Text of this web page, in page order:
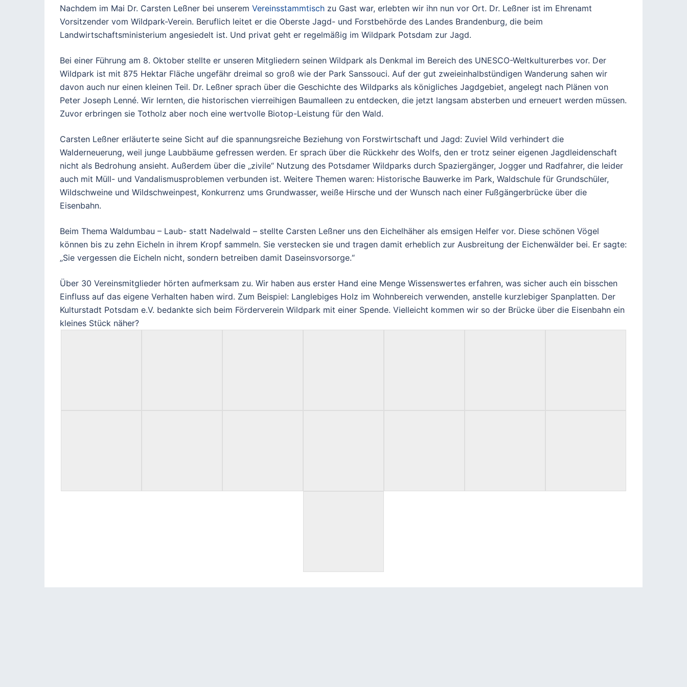
Nachdem im Mai Dr. Carsten Leßner bei unserem Vereinsstammtisch zu Gast war, erlebten wir ihn nun vor Ort. Dr. Leßner ist im Ehrenamt
Vorsitzender vom Wildpark-Verein. Beruflich leitet er die Oberste Jagd- und Forstbehörde des Landes Brandenburg, die beim
Landwirtschaftsministerium angesiedelt ist. Und privat geht er regelmäßig im Wildpark Potsdam zur Jagd.
Bei einer Führung am 8. Oktober stellte er unseren Mitgliedern seinen Wildpark als Denkmal im Bereich des UNESCO-Weltkulturerbes vor. Der
Wildpark ist mit 875 Hektar Fläche ungefähr dreimal so groß wie der Park Sanssouci. Auf der gut zweieinhalbstündigen Wanderung sahen wir
davon auch nur einen kleinen Teil. Dr. Leßner sprach über die Geschichte des Wildparks als königliches Jagdgebiet, angelegt nach Plänen von
Peter Joseph Lenné. Wir lernten, die historischen vierreihigen Baumalleen zu entdecken, die jetzt langsam absterben und erneuert werden müssen.
Zuvor erbringen sie Totholz aber noch eine wertvolle Biotop-Leistung für den Wald.
Carsten Leßner erläuterte seine Sicht auf die spannungsreiche Beziehung von Forstwirtschaft und Jagd: Zuviel Wild verhindert die
Walderneuerung, weil junge Laubbäume gefressen werden. Er sprach über die Rückkehr des Wolfs, den er trotz seiner eigenen Jagdleidenschaft
nicht als Bedrohung ansieht. Außerdem über die „zivile“ Nutzung des Potsdamer Wildparks durch Spaziergänger, Jogger und Radfahrer, die leider
auch mit Müll- und Vandalismusproblemen verbunden ist. Weitere Themen waren: Historische Bauwerke im Park, Waldschule für Grundschüler,
Wildschweine und Wildschweinpest, Konkurrenz ums Grundwasser, weiße Hirsche und der Wunsch nach einer Fußgängerbrücke über die
Eisenbahn.
Beim Thema Waldumbau – Laub- statt Nadelwald – stellte Carsten Leßner uns den Eichelhäher als emsigen Helfer vor. Diese schönen Vögel
können bis zu zehn Eicheln in ihrem Kropf sammeln. Sie verstecken sie und tragen damit erheblich zur Ausbreitung der Eichenwälder bei. Er sagte:
„Sie vergessen die Eicheln nicht, sondern betreiben damit Daseinsvorsorge.“
Über 30 Vereinsmitglieder hörten aufmerksam zu. Wir haben aus erster Hand eine Menge Wissenswertes erfahren, was sicher auch ein bisschen
Einfluss auf das eigene Verhalten haben wird. Zum Beispiel: Langlebiges Holz im Wohnbereich verwenden, anstelle kurzlebiger Spanplatten. Der
Kulturstadt Potsdam e.V. bedankte sich beim Förderverein Wildpark mit einer Spende. Vielleicht kommen wir so der Brücke über die Eisenbahn ein
kleines Stück näher?